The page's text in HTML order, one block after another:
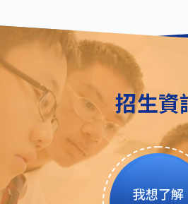
招生資
我想了解